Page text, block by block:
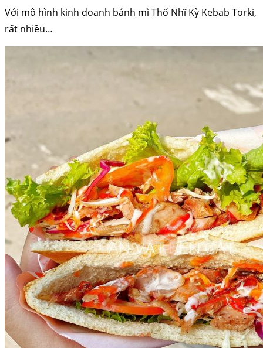
Với mô hình kinh doanh bánh mì Thổ Nhĩ Kỳ Kebab Torki,
rất nhiều…